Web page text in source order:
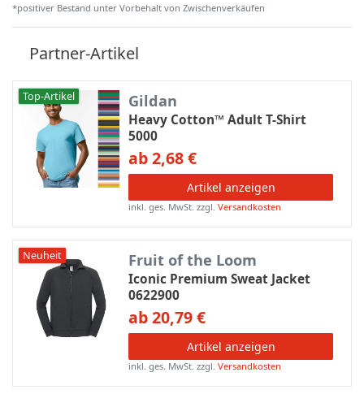
*positiver Bestand unter Vorbehalt von Zwischenverkäufen
Partner-Artikel
Top-Artikel Gildan
Heavy Cotton™ Adult T-Shirt
5000
ab 2,68 €
Artikel anzeigen
inkl. ges. MwSt. zzgl.Versandkosten
Neuheit Fruit of the Loom
Iconic Premium Sweat Jacket
0622900
ab 20,79 €
Artikel anzeigen
inkl. ges. MwSt. zzgl.Versandkosten